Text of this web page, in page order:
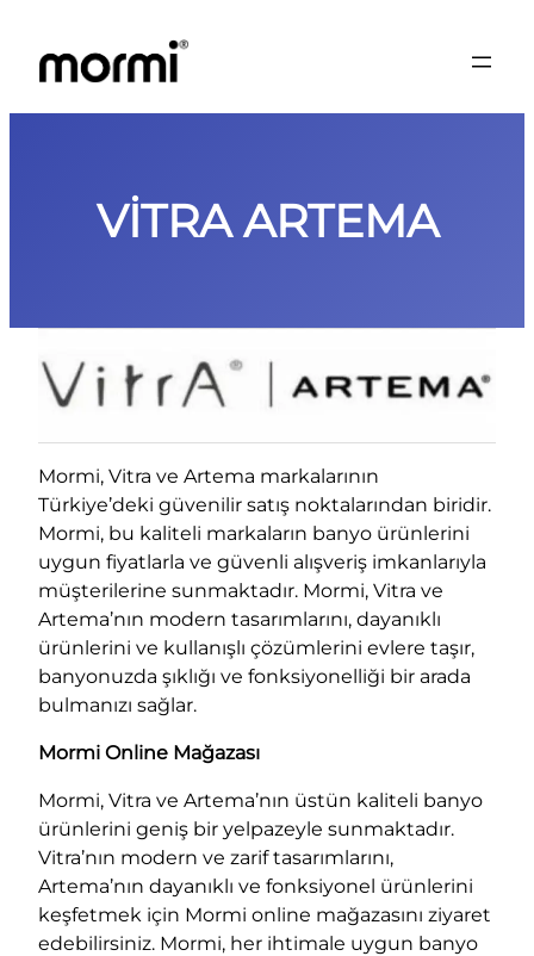
geç
VİTRA ARTEMA
Mormi, Vitra ve Artema markalarının
Türkiye’deki güvenilir satış noktalarından biridir.
Mormi, bu kaliteli markaların banyo ürünlerini
uygun fiyatlarla ve güvenli alışveriş imkanlarıyla
müşterilerine sunmaktadır. Mormi, Vitra ve
Artema’nın modern tasarımlarını, dayanıklı
ürünlerini ve kullanışlı çözümlerini evlere taşır,
banyonuzda şıklığı ve fonksiyonelliği bir arada
bulmanızı sağlar.
Mormi Online Mağazası
Mormi, Vitra ve Artema’nın üstün kaliteli banyo
ürünlerini geniş bir yelpazeyle sunmaktadır.
Vitra’nın modern ve zarif tasarımlarını,
Artema’nın dayanıklı ve fonksiyonel ürünlerini
keşfetmek için Mormi online mağazasını ziyaret
edebilirsiniz. Mormi, her ihtimale uygun banyo